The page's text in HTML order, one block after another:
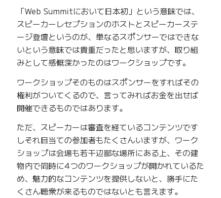
「Web Summitにおいて日本初」という意味では、
スピーカーレセプションのホストとスピーカーステ
ージ登壇というのが、単なるスポンサーではできな
いという意味では貴重だったと思いますが、取り組
みとして感慨深かったのはワークショップです。
ワークショップそのものはスポンサーをすればその
権利がついてくるので、言ってみればお金を出せば
開催できるものではあります。
ただ、スピーカーは審査を経ているコンテンツです
しそれ目当ての参加者もたくさんいますが、ワーク
ショップは会場も若干辺鄙な場所にある上、その建
物内で同時に4つのワークショップが開かれているた
め、魅力的なコンテンツを提供しないと、勝手にた
くさん聴衆が来るものではないとも言えます。